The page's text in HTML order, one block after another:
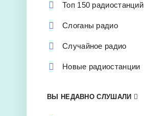
Топ 150 радиостанций
Слоганы радио
Случайное радио
Новые радиостанции
ВЫ НЕДАВНО СЛУШАЛИ